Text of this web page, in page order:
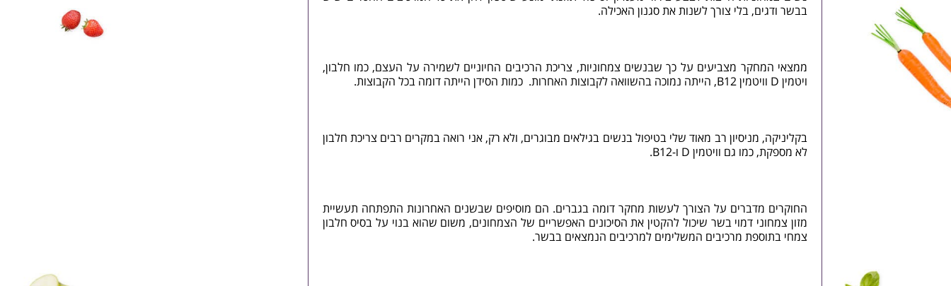
בבשר ודגים, בלי צורך לשנות את סגנון האכילה.
ממצאי המחקר מצביעים על כך שבנשים צמחוניות, צריכת הרכיבים החיוניים לשמירה על העצם, כמו חלבון,
ויטמין D ו
ויטמין B12 , הייתה נמוכה בהשוואה לקבוצות האחרות. כמות הסידן הייתה דומה בכל הקבוצות.
בקליניקה, מניסיון רב מאוד שלי בטיפול בנשים בגילאים מבוגרים, ולא רק, אני רואה במקרים רבים צריכת חלבון
לא מספקת, כמו גם וויטמין D ו-B12.
החוקרים מדברים על הצורך לעשות מחקר דומה בגברים. הם מוסיפים שבשנים האחרונות התפתחה תעשיית
מזון צמחוני דמוי בשר שיכול להקטין את הסיכונים האפשריים של הצמחונים, משום שהוא בנוי על בסיס חלבון
צמחי בתוספת מרכיבים המשלימים למרכיבים הנמצאים בבשר.